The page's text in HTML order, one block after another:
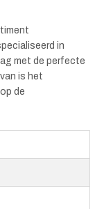
in
met de perfecte
is het
de